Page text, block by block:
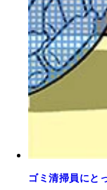
ゴミ清掃員にと